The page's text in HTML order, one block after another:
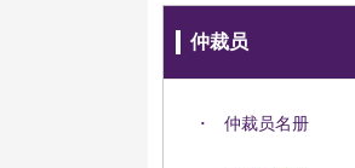
仲裁员
· 仲裁员名册